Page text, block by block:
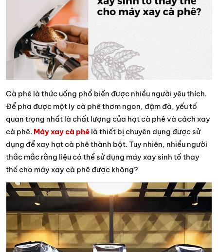
Cà phê là thức uống phổ biến được nhiều người yêu thích.
Để pha được một ly cà phê thơm ngon, đậm đà, yếu tố
quan trọng nhất là chất lượng của hạt cà phê và cách xay
cà phê. Máy xay cà phê là thiết bị chuyên dụng được sử
dụng để xay hạt cà phê thành bột. Tuy nhiên, nhiều người
thắc mắc rằng liệu có thể sử dụng máy xay sinh tố thay
thế cho máy xay cà phê được không?